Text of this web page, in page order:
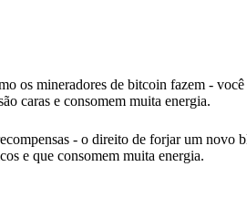
os mineradores de bitcoin fazem -
caras e consomem muita energia.
- o direito de forjar um novo
e que consomem muita energia.